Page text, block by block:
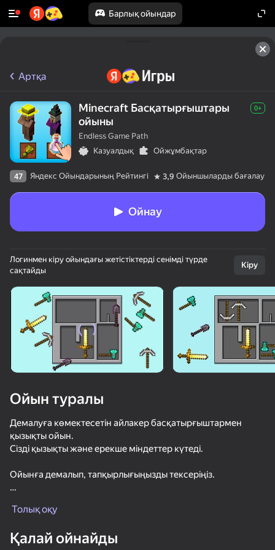
Барлық ойындар
Құрылғыны бұрыңыз
Ойын тек көлденең
бағдарда ғана істейді
Скайварс Онлайн
Нуб троллит Про
Артқа
Minecraft Басқатырғыштары
ойыны
0+
Endless Game Path
Казуалдық
Ойжұмбақтар
47 Яндекс Ойындарының Рейтингі 3,9 Ойыншыларды бағалау
Ойнау
Логинмен кіру ойындағы жетістіктерді сенімді түрде
сақтайды
Кіру
Ойын туралы
Демалуға көмектесетін айлакер басқатырғыштармен
қызықты ойын.
Сізді қызықты және ерекше міндеттер күтеді.
Ойынға демалып, тапқырлығыңызды тексеріңіз.
Толық оқу
Қалай ойнайды